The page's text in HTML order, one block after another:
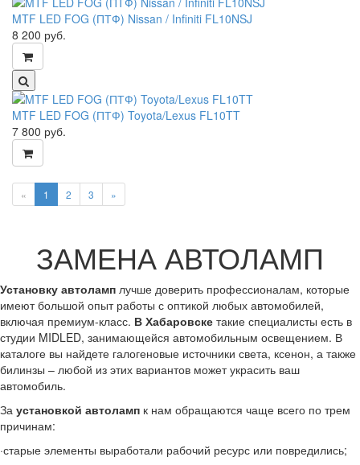
MTF LED FOG (ПТФ) Nissan / Infiniti FL10NSJ
8 200 руб.
MTF LED FOG (ПТФ) Toyota/Lexus FL10TT
7 800 руб.
« 1 2 3 »
ЗАМЕНА АВТОЛАМП
Установку автоламп лучше доверить профессионалам, которые
имеют большой опыт работы с оптикой любых автомобилей,
включая премиум-класс. В Хабаровске такие специалисты есть в
студии MIDLED, занимающейся автомобильным освещением. В
каталоге вы найдете галогеновые источники света, ксенон, а также
билинзы – любой из этих вариантов может украсить ваш
автомобиль.
За установкой автоламп к нам обращаются чаще всего по трем
причинам:
·старые элементы выработали рабочий ресурс или повредились;